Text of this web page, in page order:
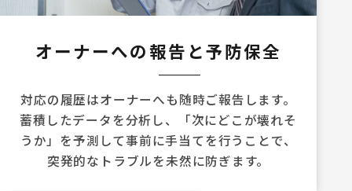
オーナーへの報告と予防保全
対応の履歴はオーナーへも随時ご報告します。
蓄積したデータを分析し、「次にどこが壊れそ
うか」を予測して事前に手当てを行うことで、
突発的なトラブルを未然に防ぎます。